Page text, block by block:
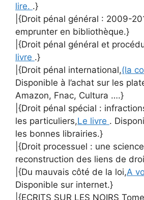
lire. .}
|{Droit pénal général : 2009-
emprunter en bibliothèque.}
|{Droit pénal général et
livre .}
|{Droit pénal international,(la
Disponible à l’achat sur les
Amazon, Fnac, Cultura ….}
|{Droit pénal spécial :
les particuliers,Le livre .
les bonnes librairies.}
|{Droit processuel : une
reconstruction des liens de
|{Du mauvais côté de la loi,A
Disponible sur internet.}
|{ECRITS SUR LES NOIRS